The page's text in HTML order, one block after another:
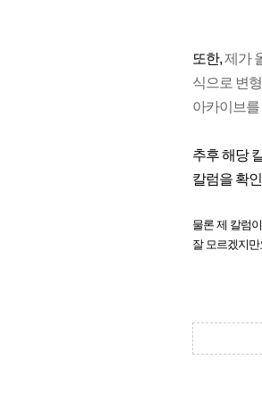
또한,제가
식으로 변
아카이브
추후 해당
칼럼을 확
물론 제 칼럼
잘 모르겠지만